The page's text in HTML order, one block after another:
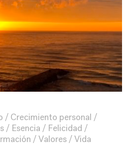
Crecimiento personal
Esencia
Felicidad
Valores Vida